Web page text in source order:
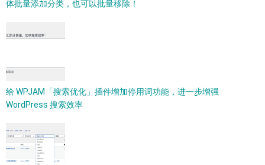
体批量添加分类，也可以批量移除！
给 WPJAM「搜索优化」插件增加停用词功能，进一步增强
WordPress 搜索效率